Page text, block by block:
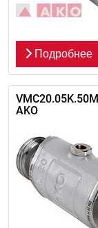
Подробнее
AKO